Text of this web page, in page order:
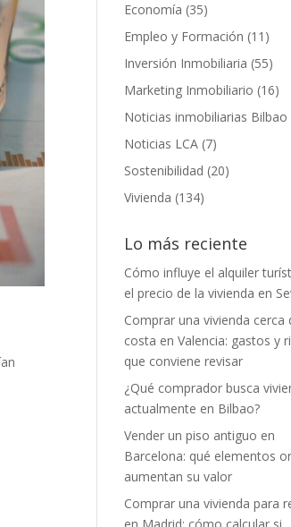
Economía (35)
Empleo y Formación (11)
Inversión Inmobiliaria (55)
Marketing Inmobiliario (16)
Noticias inmobiliarias Bilbao
Noticias LCA(7)
Sostenibilidad (20)
Vivienda (134)
Lo más reciente
Cómo influye el alquiler
el precio de la vivienda en
Comprar una vivienda cerca
costa en Valencia: gastos y
que conviene revisar
¿Qué comprador busca
actualmente en Bilbao?
Vender un piso antiguo en
Barcelona: qué elementos
aumentan su valor
Comprar una vivienda para